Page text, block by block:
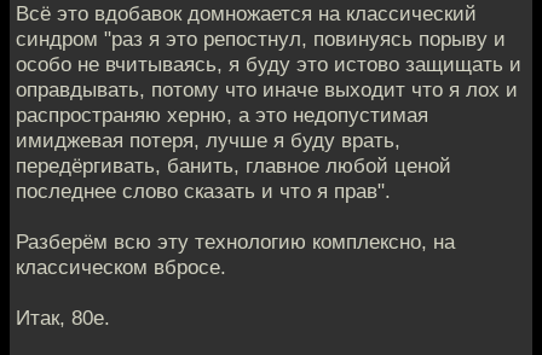
Всё это вдобавок домножается на классический
синдром "раз я это репостнул, повинуясь порыву и
особо не вчитываясь, я буду это истово защищать и
оправдывать, потому что иначе выходит что я лох и
распространяю херню, а это недопустимая
имиджевая потеря, лучше я буду врать,
передёргивать, банить, главное любой ценой
последнее слово сказать и что я прав".
Разберём всю эту технологию комплексно, на
классическом вбросе.
Итак, 80е.